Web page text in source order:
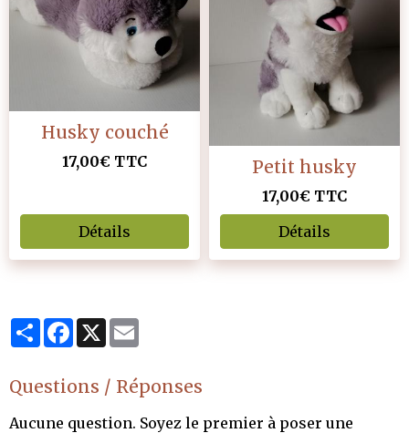
Husky couché
17,00€ TTC
Détails
Petit husky
17,00€ TTC
Détails
PartagerFacebook
X
Questions / Réponses
Aucune question. Soyez le premier à poser une